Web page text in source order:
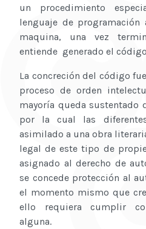
un procedimiento
lenguaje de
maquina, una vez
entiende generado el
La concreción del código
proceso de orden
mayoría queda sustentado
por la cual las
asimilado a una obra
legal de este tipo de
asignado al derecho de
se concede protección al
el momento mismo que
ello requiera cumplir
alguna.